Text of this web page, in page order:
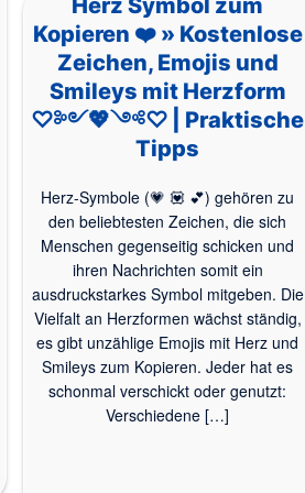
Herz Symbol zum
Kopieren ❤️ » Kostenlose
Zeichen, Emojis und
Smileys mit Herzform
♡༻💖༺♡ | Praktische
Tipps
Herz-Symbole (💗 💟 💕) gehören zu
den beliebtesten Zeichen, die sich
Menschen gegenseitig schicken und
ihren Nachrichten somit ein
ausdruckstarkes Symbol mitgeben. Die
Vielfalt an Herzformen wächst ständig,
es gibt unzählige Emojis mit Herz und
Smileys zum Kopieren. Jeder hat es
schonmal verschickt oder genutzt:
Verschiedene […]